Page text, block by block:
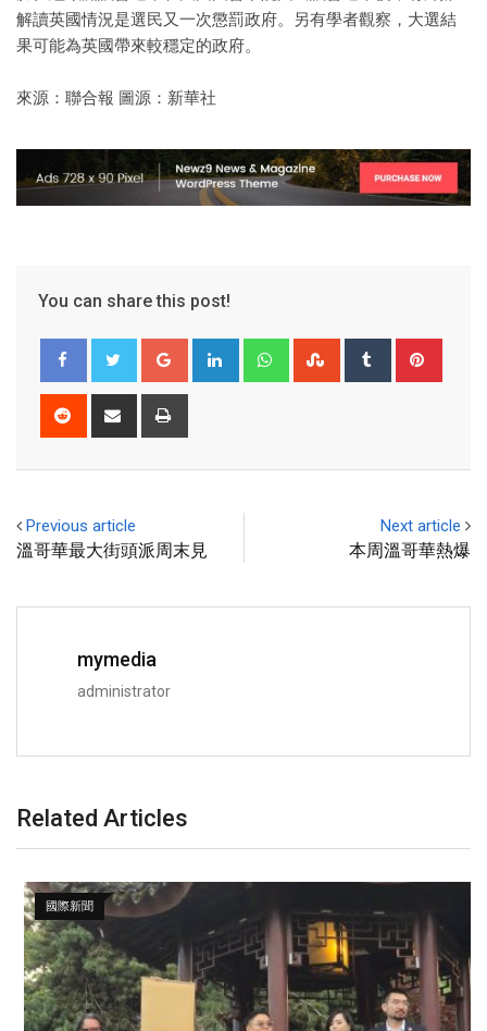
解讀英國情況是選民又一次懲罰政府。另有學者觀察，大選結
果可能為英國帶來較穩定的政府。
來源：聯合報 圖源：新華社
You can share this post!
Previous article
溫哥華最大街頭派周末見
Next article
本周溫哥華熱爆
mymedia
administrator
Related Articles
國際新聞